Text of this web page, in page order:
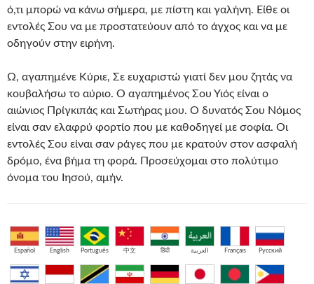
ό,τι μπορώ να κάνω σήμερα, με πίστη και γαλήνη. Είθε οι
εντολές Σου να με προστατεύουν από το άγχος και να με
οδηγούν στην ειρήνη.
Ω, αγαπημένε Κύριε, Σε ευχαριστώ γιατί δεν μου ζητάς να
κουβαλήσω το αύριο. Ο αγαπημένος Σου Υιός είναι ο
αιώνιος Πρίγκιπάς και Σωτήρας μου. Ο δυνατός Σου Νόμος
είναι σαν ελαφρύ φορτίο που με καθοδηγεί με σοφία. Οι
εντολές Σου είναι σαν ράγες που με κρατούν στον ασφαλή
δρόμο, ένα βήμα τη φορά. Προσεύχομαι στο πολύτιμο
όνομα του Ιησού, αμήν.
Español English Português 中文 हिंदी العربية Français Русский